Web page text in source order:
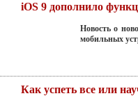
iOS 9 дополнило
Новость о
мобильных
Как успеть все или